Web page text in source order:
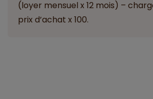
(loyer mensuel x 12 mois) –
prix d’achat x 100.